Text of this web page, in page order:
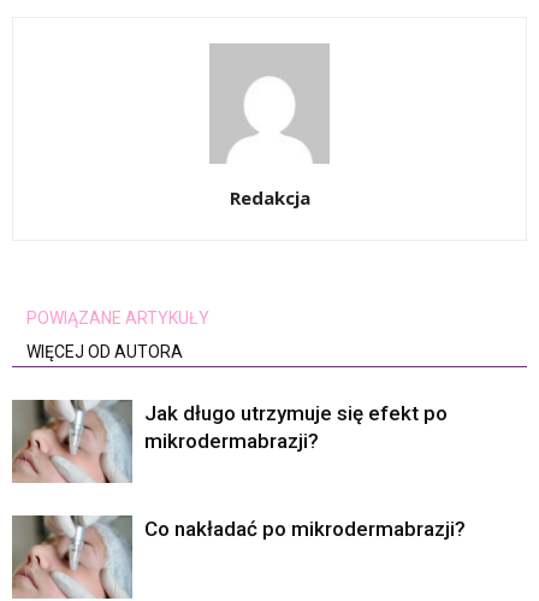
Redakcja
POWIĄZANE ARTYKUŁY
WIĘCEJ OD AUTORA
Jak długo utrzymuje się efekt po
mikrodermabrazji?
Co nakładać po mikrodermabrazji?